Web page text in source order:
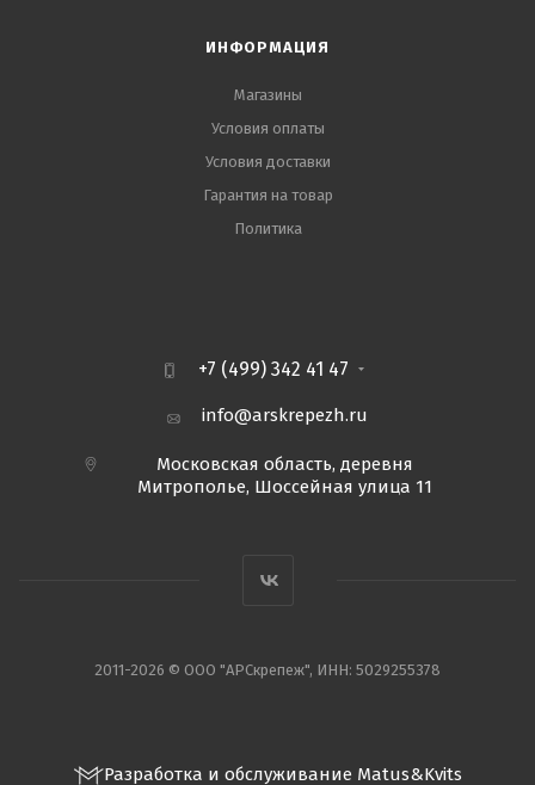
ИНФОРМАЦИЯ
Магазины
Условия оплаты
Условия доставки
Гарантия на товар
Политика
+7 (499) 342 41 47
info@arskrepezh.ru
Московская область, деревня
Митрополье, Шоссейная улица 11
2011-2026 © ООО "АРСкрепеж", ИНН: 5029255378
Разработка и обслуживание Matus&Kvits